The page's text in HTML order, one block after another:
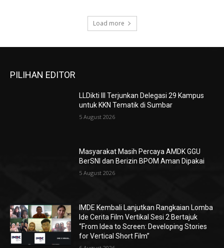
Load more
PILIHAN EDITOR
LLDikti III Terjunkan Delegasi 29 Kampus
untuk KKN Tematik di Sumbar
5 August 2026
Masyarakat Masih Percaya AMDK GGU
BerSNI dan Berizin BPOM Aman Dipakai
5 August 2026
IMDE Kembali Lanjutkan Rangkaian Lomba
Ide Cerita Film Vertikal Sesi 2 Bertajuk
“From Idea to Screen: Developing Stories
for Vertical Short Film”